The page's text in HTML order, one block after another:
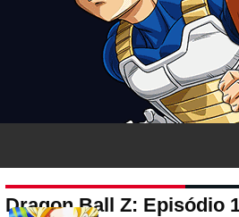
Dragon Ball Z: Episódio